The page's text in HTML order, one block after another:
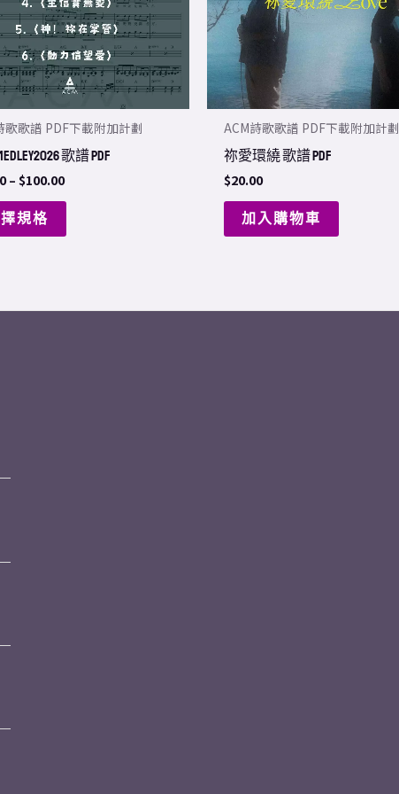
歌歌譜 PDF下載附加計劃
歌譜 PDF
–$100.00
規格
The
options
may
be
chosen
on
the
ACM詩歌歌譜 PDF下載附加計劃
祢愛環繞 歌譜 PDF
$20.00
加入購物車